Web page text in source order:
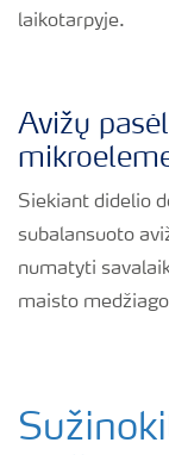
laikotarpyje.
Avižų
Siekiant didelio
subalansuoto
numatyti
maisto